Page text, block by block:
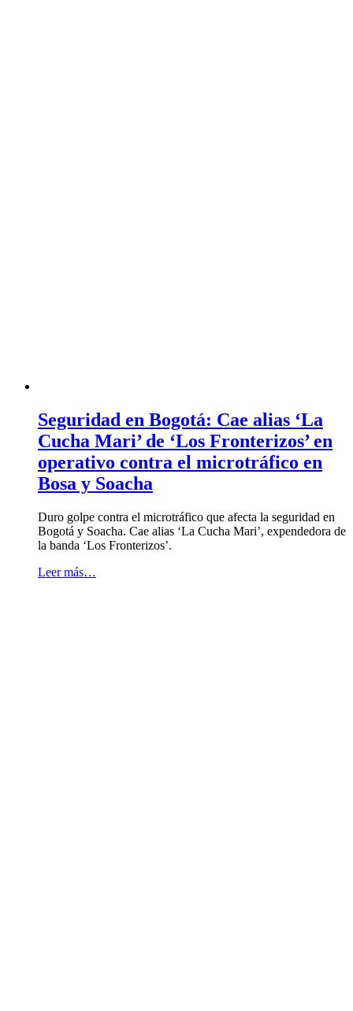
Seguridad en Bogotá: Cae alias ‘La
Cucha Mari’ de ‘Los Fronterizos’ en
operativo contra el microtráfico en
Bosa y Soacha
Duro golpe contra el microtráfico que afecta la seguridad en
Bogotá y Soacha. Cae alias ‘La Cucha Mari’, expendedora de
la banda ‘Los Fronterizos’.
Leer más…